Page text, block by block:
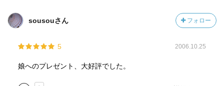
ag=dorinchanexbl-22%26link_code=xm2%26camp=2025"
target="_blank">Amazonで詳細を見る</a><br><a
target="_blank">Booklogでレビューを見る</a> by <a
href="
http://booklog.jp
" target="_blank">Booklog</a><br>
sousouさん フォロー
5 2006.10.25
娘へのプレゼント、大好評でした。